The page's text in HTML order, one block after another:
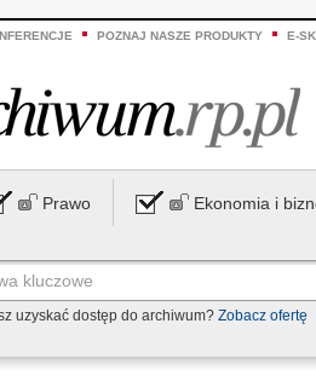
POZNAJ NASZE PRODUKTY E-
Prawo Ekonomia i
uzyskać dostęp do archiwum? Zobacz ofertę